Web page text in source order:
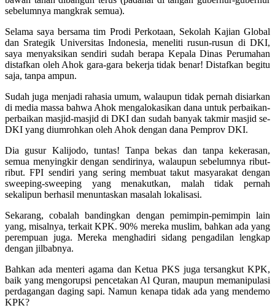
sebelumnya mangkrak semua).
Selama saya bersama tim Prodi Perkotaan, Sekolah Kajian Global
dan Srategik Universitas Indonesia, meneliti rusun-rusun di DKI,
saya menyaksikan sendiri sudah berapa Kepala Dinas Perumahan
distafkan oleh Ahok gara-gara bekerja tidak benar! Distafkan begitu
saja, tanpa ampun.
Sudah juga menjadi rahasia umum, walaupun tidak pernah disiarkan
di media massa bahwa Ahok mengalokasikan dana untuk perbaikan-
perbaikan masjid-masjid di DKI dan sudah banyak takmir masjid se-
DKI yang diumrohkan oleh Ahok dengan dana Pemprov DKI.
Dia gusur Kalijodo, tuntas! Tanpa bekas dan tanpa kekerasan,
semua menyingkir dengan sendirinya, walaupun sebelumnya ribut-
ribut. FPI sendiri yang sering membuat takut masyarakat dengan
sweeping-sweeping yang menakutkan, malah tidak pernah
sekalipun berhasil menuntaskan masalah lokalisasi.
Sekarang, cobalah bandingkan dengan pemimpin-pemimpin lain
yang, misalnya, terkait KPK. 90% mereka muslim, bahkan ada yang
perempuan juga. Mereka menghadiri sidang pengadilan lengkap
dengan jilbabnya.
Bahkan ada menteri agama dan Ketua PKS juga tersangkut KPK,
baik yang mengorupsi pencetakan Al Quran, maupun memanipulasi
perdagangan daging sapi. Namun kenapa tidak ada yang mendemo
KPK?